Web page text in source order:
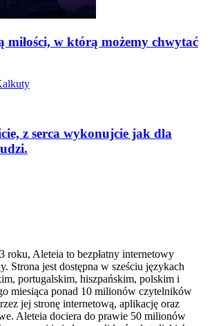
miłości, w którą możemy chwytać
z serca wykonujcie jak dla
roku, Aleteia to bezpłatny internetowy
Strona jest dostępna w sześciu językach
portugalskim, hiszpańskim, polskim i
miesiąca ponad 10 milionów czytelników
jej stronę internetową, aplikację oraz
Aleteia dociera do prawie 50 milionów